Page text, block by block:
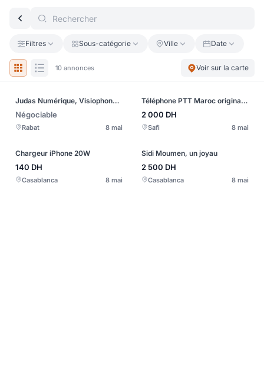
Filtres Sous-catégorie Ville Date
10 annonces Voir sur la carte
Judas Numérique, Visiophone Connecté Interphone
Négociable
Rabat 8 mai
Téléphone PTT Maroc original Socotel S63
2 000 DH
Safi 8 mai
Chargeur iPhone 20W
140 DH
Casablanca 8 mai
Sidi Moumen, un joyau
2 500 DH
Casablanca 8 mai